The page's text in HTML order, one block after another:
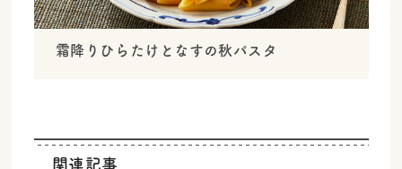
霜降りひらたけとなすの秋パスタ
関連記事